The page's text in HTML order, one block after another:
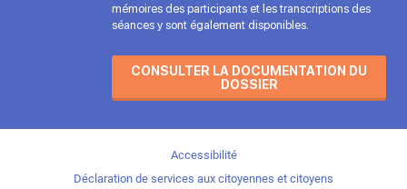
mémoires des participants et les transcriptions des
séances y sont également disponibles.
CONSULTER LA DOCUMENTATION DU
DOSSIER
Accessibilité
Déclaration de services aux citoyennes et citoyens